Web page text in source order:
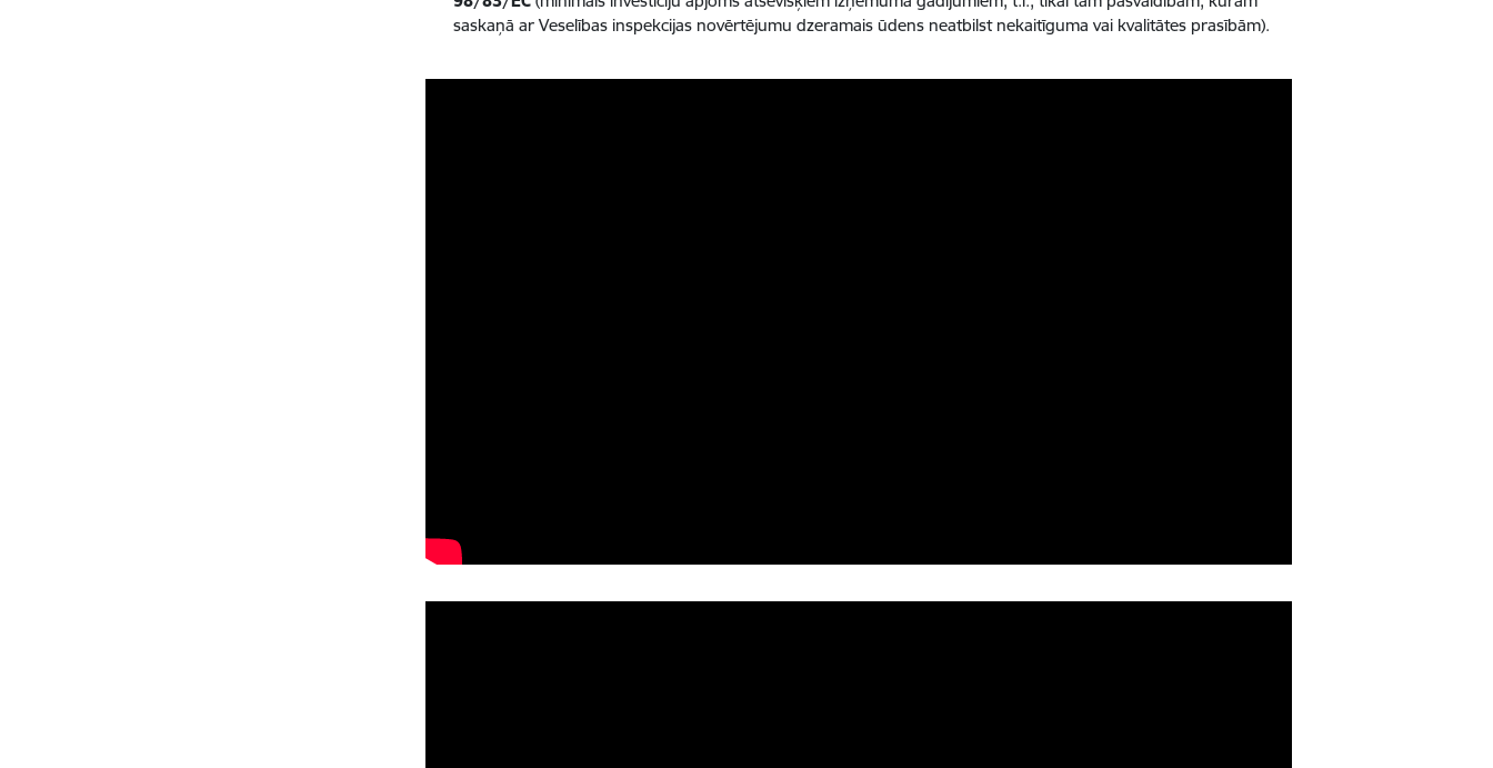
saskaņā ar Veselības inspekcijas novērtējumu dzeramais ūdens neatbilst nekaitīguma vai kvalitātes prasībām).